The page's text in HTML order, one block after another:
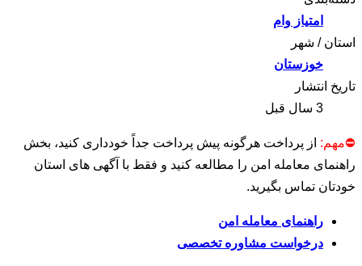
امتیاز وام
استان / شهر
خوزستان
تاریخ انتشار
3 سال قبل
⛔مهم: از پرداخت هرگونه پیش پرداخت جداً خودداری کنید، بخش
راهنمای معامله امن را مطالعه کنید و فقط با آگهی های استان
خودتان تماس بگیرید.
راهنمای معامله امن
درخواست مشاوره تخصصی